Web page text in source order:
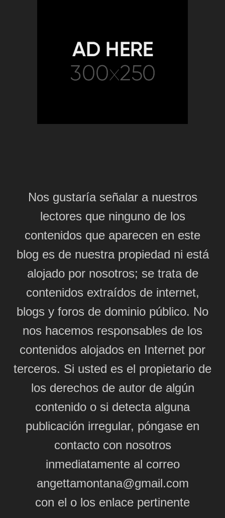
Nos gustaría señalar a nuestros
lectores que ninguno de los
contenidos que aparecen en este
blog es de nuestra propiedad ni está
alojado por nosotros; se trata de
contenidos extraídos de internet,
blogs y foros de dominio público. No
nos hacemos responsables de los
contenidos alojados en Internet por
terceros. Si usted es el propietario de
los derechos de autor de algún
contenido o si detecta alguna
publicación irregular, póngase en
contacto con nosotros
inmediatamente al correo
angettamontana@gmail.com
con el o los enlace pertinente